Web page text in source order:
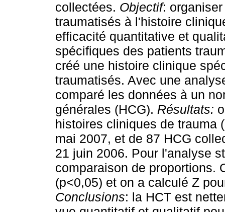
collectées. Objectif:
traumatisés à l'histoire
efficacité quantitative et
spécifiques des patients
créé une histoire clinique
traumatisés. Avec une
comparé les données à un
générales (HCG). Résultats:
histoires cliniques de trauma
mai 2007, et de 87 HCG
21 juin 2006. Pour l'analyse
comparaison de proportions.
(p<0,05) et on a calculé Z
Conclusions: la HCT est